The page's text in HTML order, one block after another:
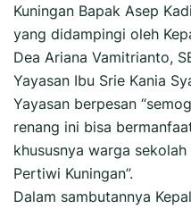
Kuningan Bapak Asep
yang didampingi oleh
Dea Ariana Vamitrianto,
Yayasan Ibu Srie Kania
Yayasan berpesan
renang ini bisa
khususnya warga
Pertiwi Kuningan”.
Dalam sambutannya